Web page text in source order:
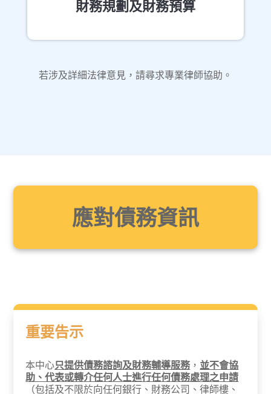
財務規劃及財務預算
若涉及詳細法律意見，請尋求專業律師協助。
應對債務資訊
重要告示
本中心只提供債務諮詢及財務輔導服務 ， 並不會協
助、代表或轉介任何人士進行任何債務處理之申請
（包括及不限於向任何銀行、財務公司、律師樓、